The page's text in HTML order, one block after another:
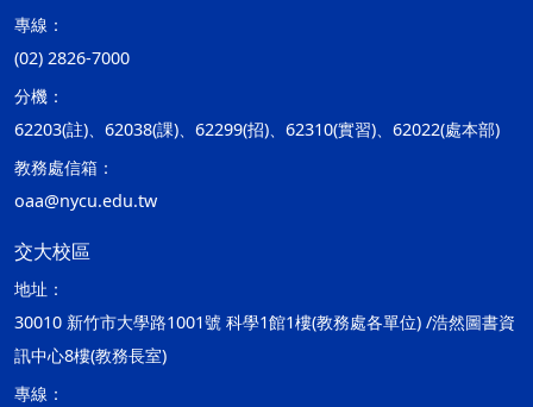
專線：
(02) 2826-7000
分機：
62203(註)、62038(課)、62299(招)、62310(實習)、62022(處本部)
教務處信箱：
oaa@nycu.edu.tw
交大校區
地址：
30010 新竹市大學路1001號 科學1館1樓(教務處各單位) /浩然圖書資
訊中心8樓(教務長室)
專線：